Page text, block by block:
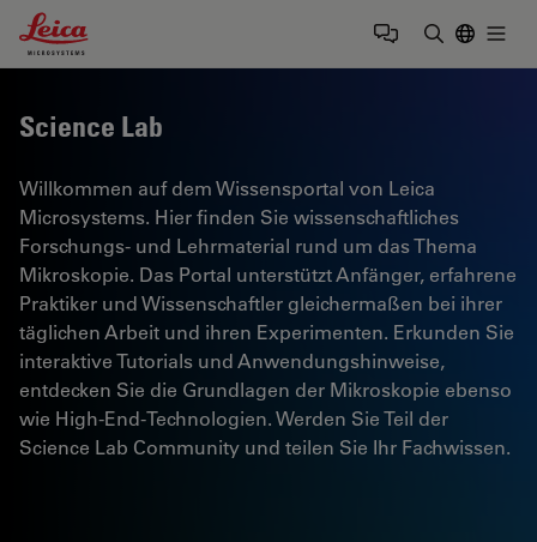
Leica Microsystems Logo
Science Lab
Willkommen auf dem Wissensportal von Leica
Microsystems. Hier finden Sie wissenschaftliches
Forschungs- und Lehrmaterial rund um das Thema
Mikroskopie. Das Portal unterstützt Anfänger, erfahrene
Praktiker und Wissenschaftler gleichermaßen bei ihrer
täglichen Arbeit und ihren Experimenten. Erkunden Sie
interaktive Tutorials und Anwendungshinweise,
entdecken Sie die Grundlagen der Mikroskopie ebenso
wie High-End-Technologien. Werden Sie Teil der
Science Lab Community und teilen Sie Ihr Fachwissen.